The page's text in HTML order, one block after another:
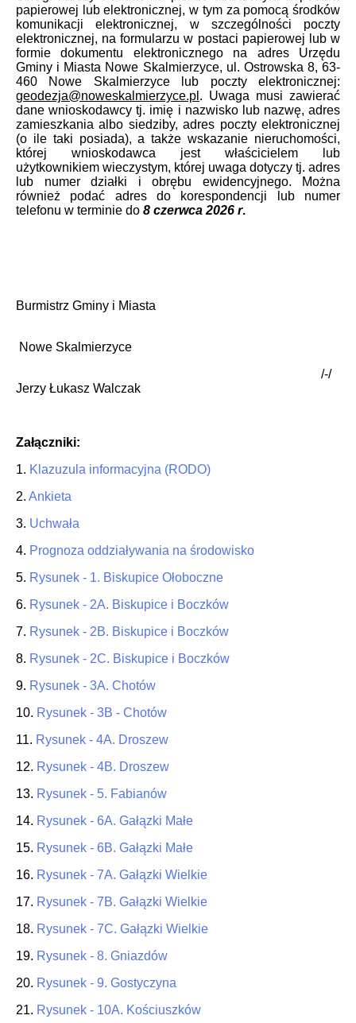
papierowej lub elektronicznej, w tym za pomocą środków
komunikacji elektronicznej, w szczególności poczty
elektronicznej, na formularzu w postaci papierowej lub w
formie dokumentu elektronicznego na adres Urzędu
Gminy i Miasta Nowe Skalmierzyce, ul. Ostrowska 8, 63-
460 Nowe Skalmierzyce lub poczty elektronicznej:
geodezja@noweskalmierzyce.pl . Uwaga musi zawierać
dane wnioskodawcy tj. imię i nazwisko lub nazwę, adres
zamieszkania albo siedziby, adres poczty elektronicznej
(o ile taki posiada), a także wskazanie nieruchomości,
której wnioskodawca jest właścicielem lub
użytkownikiem wieczystym, której uwaga dotyczy tj. adres
lub numer działki i obrębu ewidencyjnego. Można
również podać adres do korespondencji lub numer
telefonu w terminie do 8 czerwca 2026 r.
Burmistrz Gminy i Miasta
Nowe Skalmierzyce
/-/
Jerzy Łukasz Walczak
Załączniki:
1. Klazuzula informacyjna (RODO)
2. Ankieta
3. Uchwała
4. Prognoza oddziaływania na środowisko
5. Rysunek - 1. Biskupice Ołoboczne
6. Rysunek - 2A. Biskupice i Boczków
7. Rysunek - 2B. Biskupice i Boczków
8. Rysunek - 2C. Biskupice i Boczków
9. Rysunek - 3A. Chotów
10. Rysunek - 3B - Chotów
11. Rysunek - 4A. Droszew
12. Rysunek - 4B. Droszew
13. Rysunek - 5. Fabianów
14. Rysunek - 6A. Gałązki Małe
15. Rysunek - 6B. Gałązki Małe
16. Rysunek - 7A. Gałązki Wielkie
17. Rysunek - 7B. Gałązki Wielkie
18. Rysunek - 7C. Gałązki Wielkie
19. Rysunek - 8. Gniazdów
20. Rysunek - 9. Gostyczyna
21. Rysunek - 10A. Kościuszków